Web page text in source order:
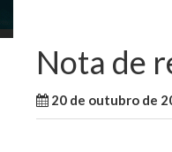
Nota de
20 de outubro de